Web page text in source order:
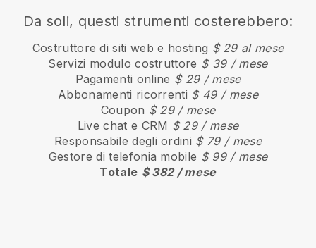
Da soli, questi strumenti costerebbero:
Costruttore di siti web e hosting $ 29 al mese
Servizi modulo costruttore $ 39 / mese
Pagamenti online $ 29 / mese
Abbonamenti ricorrenti $ 49 / mese
Coupon $ 29 / mese
Live chat e CRM $ 29 / mese
Responsabile degli ordini $ 79 / mese
Gestore di telefonia mobile $ 99 / mese
Totale $ 382 / mese